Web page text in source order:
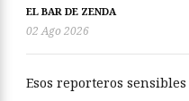
EL BAR DE ZENDA
02 Ago 2026
Esos reporteros sensibles